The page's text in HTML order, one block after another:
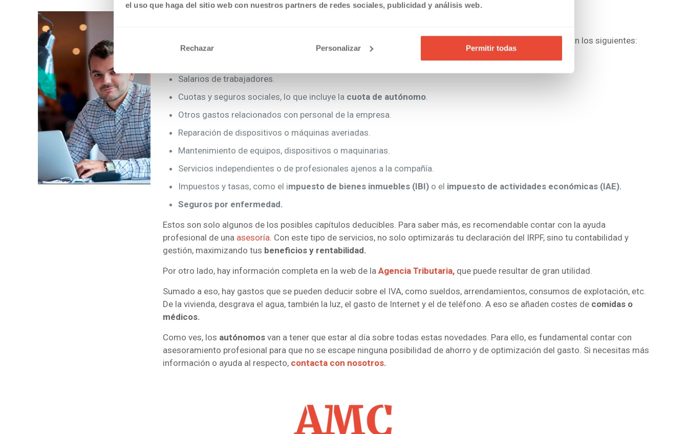
el uso que haga del sitio web con nuestros partners de redes sociales, publicidad y análisis web.
Rechazar Personalizar Permitir todas
En la declaración de la renta se puede incluir diversos gastos, de manera que se desgraven. Entre ellos están los siguientes:
Salarios de trabajadores.
Cuotas y seguros sociales, lo que incluye la cuota de autónomo.
Otros gastos relacionados con personal de la empresa.
Reparación de dispositivos o máquinas averiadas.
Mantenimiento de equipos, dispositivos o maquinarias.
Servicios independientes o de profesionales ajenos a la compañía.
Impuestos y tasas, como el impuesto de bienes inmuebles (IBI) o el impuesto de actividades económicas (IAE).
Seguros por enfermedad.
Estos son solo algunos de los posibles capítulos deducibles. Para saber más, es recomendable contar con la ayuda
profesional de una asesoría. Con este tipo de servicios, no solo optimizarás tu declaración del IRPF, sino tu contabilidad y
gestión, maximizando tus beneficios y rentabilidad.
Por otro lado, hay información completa en la web de la Agencia Tributaria, que puede resultar de gran utilidad.
Sumado a eso, hay gastos que se pueden deducir sobre el IVA, como sueldos, arrendamientos, consumos de explotación, etc.
De la vivienda, desgrava el agua, también la luz, el gasto de Internet y el de teléfono. A eso se añaden costes de comidas o
médicos.
Como ves, los autónomos van a tener que estar al día sobre todas estas novedades. Para ello, es fundamental contar con
asesoramiento profesional para que no se escape ninguna posibilidad de ahorro y de optimización del gasto. Si necesitas más
información o ayuda al respecto, contacta con nosotros.